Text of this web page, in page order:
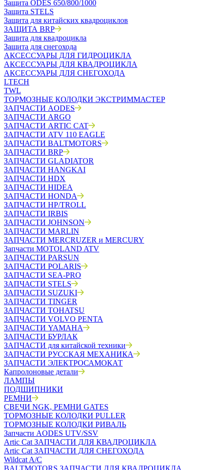
Защита ODES 650/800/1000
Защита STELS
Защита для китайских квадроциклов
ЗАЩИТА BRP
Защита для квадроцикла
Защита для снегохода
АКСЕССУАРЫ ДЛЯ ГИДРОЦИКЛА
АКСЕССУАРЫ ДЛЯ КВАДРОЦИКЛА
АКСЕССУАРЫ ДЛЯ СНЕГОХОДА
LTECH
TWL
ТОРМОЗНЫЕ КОЛОДКИ ЭКСТРИММАСТЕР
ЗАПЧАСТИ AODES
ЗАПЧАСТИ ARGO
ЗАПЧАСТИ ARTIC CAT
ЗАПЧАСТИ ATV 110 EAGLE
ЗАПЧАСТИ BALTMOTORS
ЗАПЧАСТИ BRP
ЗАПЧАСТИ GLADIATOR
ЗАПЧАСТИ HANGKAI
ЗАПЧАСТИ HDX
ЗАПЧАСТИ HIDEA
ЗАПЧАСТИ HONDA
ЗАПЧАСТИ HP/TROLL
ЗАПЧАСТИ IRBIS
ЗАПЧАСТИ JOHNSON
ЗАПЧАСТИ MARLIN
ЗАПЧАСТИ MERCRUZER и MERCURY
Запчасти MOTOLAND ATV
ЗАПЧАСТИ PARSUN
ЗАПЧАСТИ POLARIS
ЗАПЧАСТИ SEA-PRO
ЗАПЧАСТИ STELS
ЗАПЧАСТИ SUZUKI
ЗАПЧАСТИ TINGER
ЗАПЧАСТИ TOHATSU
ЗАПЧАСТИ VOLVO PENTA
ЗАПЧАСТИ YAMAHA
ЗАПЧАСТИ БУРЛАК
ЗАПЧАСТИ для китайской техники
ЗАПЧАСТИ РУССКАЯ МЕХАНИКА
ЗАПЧАСТИ ЭЛЕКТРОСАМОКАТ
Капролоновые детали
ЛАМПЫ
ПОДШИПНИКИ
РЕМНИ
СВЕЧИ NGK, РЕМНИ GATES
ТОРМОЗНЫЕ КОЛОДКИ PULLER
ТОРМОЗНЫЕ КОЛОДКИ РИВАЛЬ
Запчасти AODES UTV/SSV
Artic Cat ЗАПЧАСТИ ДЛЯ КВАДРОЦИКЛА
Artic Cat ЗАПЧАСТИ ДЛЯ СНЕГОХОДА
Wildcat A/C
BALTMOTORS ЗАПЧАСТИ ДЛЯ КВАДРОЦИКЛА